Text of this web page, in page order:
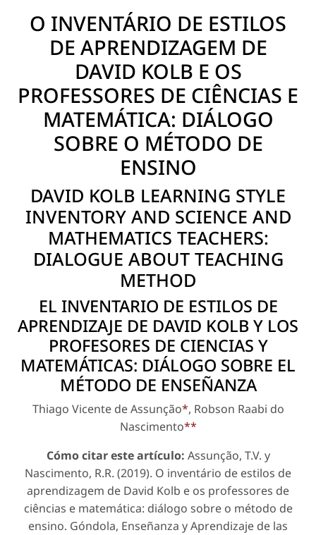
O INVENTÁRIO DE ESTILOS
DE APRENDIZAGEM DE
DAVID KOLB E OS
PROFESSORES DE CIÊNCIAS E
MATEMÁTICA: DIÁLOGO
SOBRE O MÉTODO DE
ENSINO
DAVID KOLB LEARNING STYLE
INVENTORY AND SCIENCE AND
MATHEMATICS TEACHERS:
DIALOGUE ABOUT TEACHING
METHOD
EL INVENTARIO DE ESTILOS DE
APRENDIZAJE DE DAVID KOLB Y LOS
PROFESORES DE CIENCIAS Y
MATEMÁTICAS: DIÁLOGO SOBRE EL
MÉTODO DE ENSEÑANZA
Thiago Vicente de Assunção*, Robson Raabi do
Nascimento**
Cómo citar este artículo: Assunção, T.V. y
Nascimento, R.R. (2019). O inventário de estilos de
aprendizagem de David Kolb e os professores de
ciências e matemática: diálogo sobre o método de
ensino. Góndola, Enseñanza y Aprendizaje de las